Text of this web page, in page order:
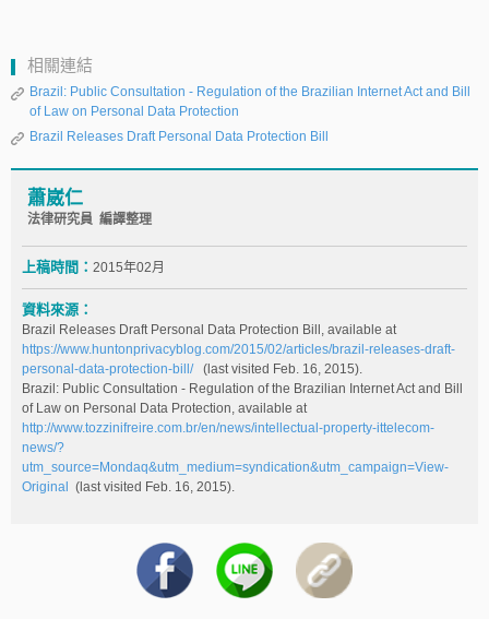
相關連結
Brazil: Public Consultation - Regulation of the Brazilian Internet Act and Bill
of Law on Personal Data Protection
Brazil Releases Draft Personal Data Protection Bill
蕭崴仁
法律研究員 編譯整理
上稿時間： 2015年02月
資料來源：
Brazil Releases Draft Personal Data Protection Bill, available at
https://www.huntonprivacyblog.com/2015/02/articles/brazil-releases-draft-
personal-data-protection-bill/(last visited Feb. 16, 2015).
Brazil: Public Consultation - Regulation of the Brazilian Internet Act and Bill
of Law on Personal Data Protection, available at
http://www.tozzinifreire.com.br/en/news/intellectual-property-ittelecom-
news/?
utm_source=Mondaq&utm_medium=syndication&utm_campaign=View-
Original (last visited Feb. 16, 2015).